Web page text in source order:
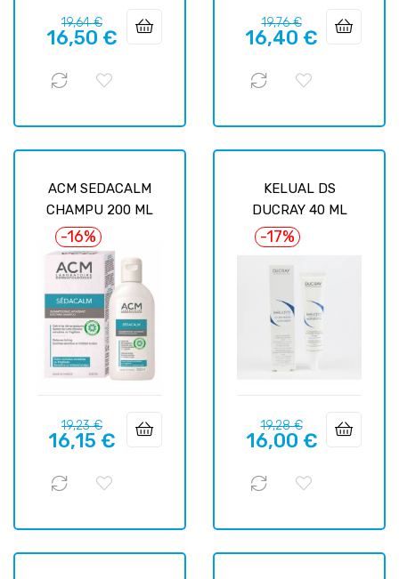
Precio
regular
19,64 €Precio
16,50 €
Precio
regular
19,76 €Precio
16,40 €
ACM SEDACALM
CHAMPU 200 ML
-16%
Precio
regular
19,23 €Precio
16,15 €
KELUAL DS
DUCRAY 40 ML
-17%
Precio
regular
19,28 €Precio
16,00 €